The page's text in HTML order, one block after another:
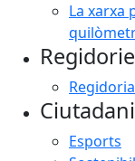
La xarxa
Esports